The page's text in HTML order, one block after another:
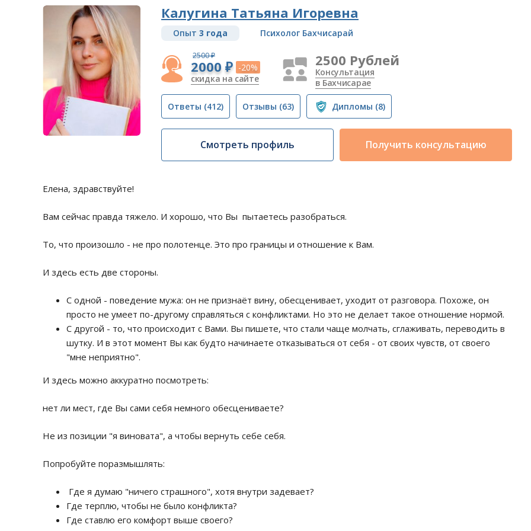
Калугина Татьяна Игоревна
Опыт 3 года Психолог Бахчисарай
2500 ₽
2000 ₽ -20%
скидка на сайте
2500 Рублей
Консультация
в Бахчисарае
Ответы (412) Отзывы (63) Дипломы (8)
Смотреть профиль Получить консультацию
Елена, здравствуйте!
Вам сейчас правда тяжело. И хорошо, что Вы пытаетесь разобраться.
То, что произошло - не про полотенце. Это про границы и отношение к Вам.
И здесь есть две стороны.
С одной - поведение мужа: он не признаёт вину, обесценивает, уходит от разговора. Похоже, он
просто не умеет по-другому справляться с конфликтами. Но это не делает такое отношение нормой.
С другой - то, что происходит с Вами. Вы пишете, что стали чаще молчать, сглаживать, переводить в
шутку. И в этот момент Вы как будто начинаете отказываться от себя - от своих чувств, от своего
"мне неприятно".
И здесь можно аккуратно посмотреть:
нет ли мест, где Вы сами себя немного обесцениваете?
Не из позиции "я виновата", а чтобы вернуть себе себя.
Попробуйте поразмышлять:
Где я думаю "ничего страшного", хотя внутри задевает?
Где терплю, чтобы не было конфликта?
Где ставлю его комфорт выше своего?